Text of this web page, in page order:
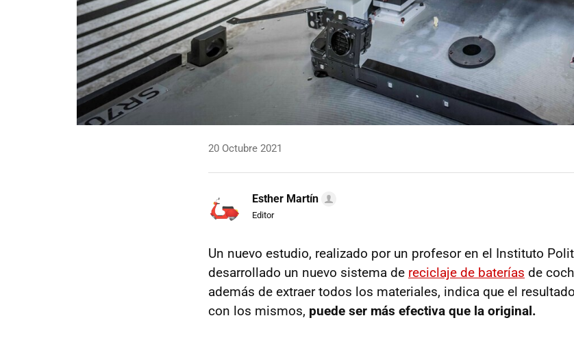
20 Octubre 2021
Esther Martín
Editor
Un nuevo estudio, realizado por un profesor en el Instituto
desarrollado un nuevo sistema de reciclaje de baterías de
además de extraer todos los materiales, indica que el
con los mismos, puede ser más efectiva que la original.